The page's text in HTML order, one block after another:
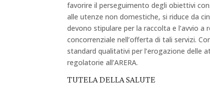
favorire il perseguimento degli obiettivi
alle utenze non domestiche, si riduce da
devono stipulare per la raccolta e l’avvio
concorrenziale nell’offerta di tali servizi.
standard qualitativi per l’erogazione
regolatorie all’ARERA.
TUTELA DELLA SALUTE